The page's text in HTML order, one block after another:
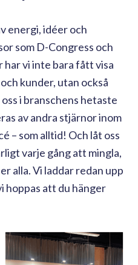
energi, idéer och
som D-Congress och
har vi inte bara fått visa
kunder, utan också
i branschens hetaste
av andra stjärnor inom
– som alltid! Och låt oss
varje gång att mingla,
alla. Vi laddar redan upp
hoppas att du hänger